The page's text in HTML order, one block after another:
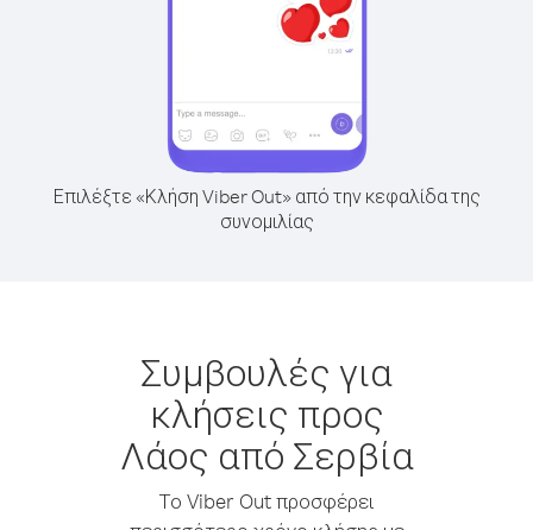
Επιλέξτε «Κλήση Viber Out» από την κεφαλίδα της
συνομιλίας
Συμβουλές για
κλήσεις προς
Λάος από Σερβία
Το Viber Out προσφέρει